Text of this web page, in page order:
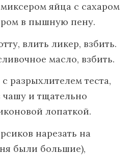
яйца с сахаром
в пышную пену.
влить ликер, взбить.
масло, взбить.
разрыхлителем теста,
чашу и тщательно
лопаткой.
нарезать на
были большие),